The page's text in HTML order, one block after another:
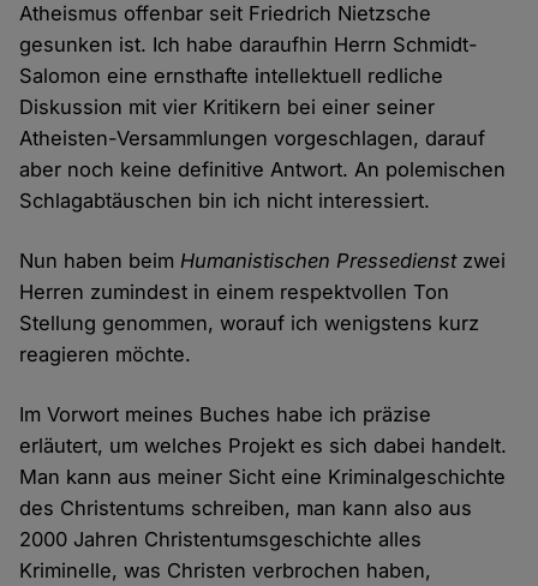
Atheismus offenbar seit Friedrich Nietzsche
gesunken ist. Ich habe daraufhin Herrn Schmidt-
Salomon eine ernsthafte intellektuell redliche
Diskussion mit vier Kritikern bei einer seiner
Atheisten-Versammlungen vorgeschlagen, darauf
aber noch keine definitive Antwort. An polemischen
Schlagabtäuschen bin ich nicht interessiert.
Nun haben beimHumanistischen Pressedienstzwei
Herren zumindest in einem respektvollen Ton
Stellung genommen, worauf ich wenigstens kurz
reagieren möchte.
Im Vorwort meines Buches habe ich präzise
erläutert, um welches Projekt es sich dabei handelt.
Man kann aus meiner Sicht eine Kriminalgeschichte
des Christentums schreiben, man kann also aus
2000 Jahren Christentumsgeschichte alles
Kriminelle, was Christen verbrochen haben,